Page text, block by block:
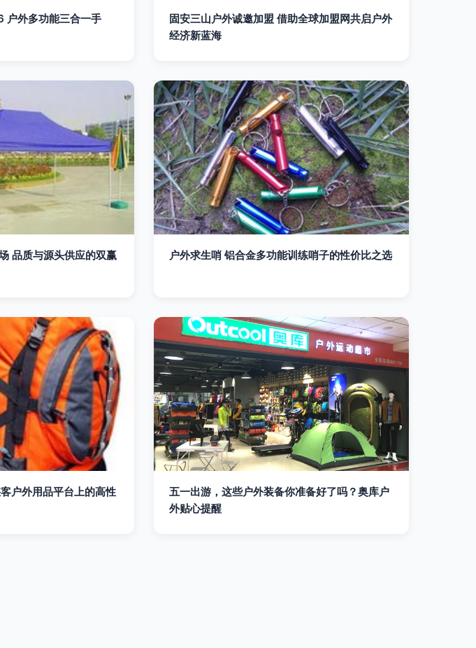
户外多功能三合一手
固安三山户外诚邀加盟 借助全球加盟网共启户外
经济新蓝海
品质与源头供应的双赢
户外求生哨 铝合金多功能训练哨子的性价比之选
户外用品平台上的高性
五一出游，这些户外装备你准备好了吗？奥库户
外贴心提醒